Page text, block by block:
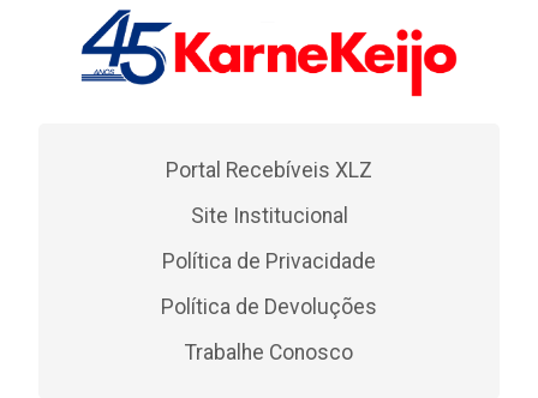
Portal Recebíveis XLZ
Site Institucional
Política de Privacidade
Política de Devoluções
Trabalhe Conosco